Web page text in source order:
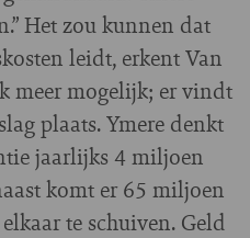
Het zou kunnen dat
leidt, erkent Van
meer mogelijk; er vindt
plaats. Ymere denkt
jaarlijks 4 miljoen
komt er 65 miljoen
te schuiven. Geld